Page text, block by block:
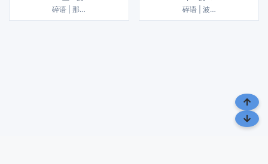
碎语 | 那…
碎语 | 波…